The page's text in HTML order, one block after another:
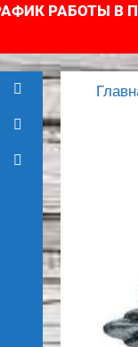
РАБОТЫ В